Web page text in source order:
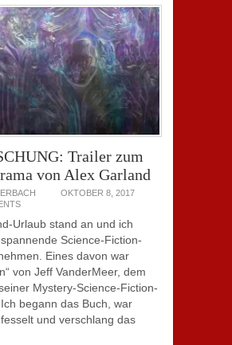
Trailer zum
von Alex Garland
OKTOBER 8, 2017
Urlaub stand an und ich
Science-Fiction-
Eines davon war
von Jeff VanderMeer, dem
Mystery-Science-Fiction-
begann das Buch, war
und verschlang das